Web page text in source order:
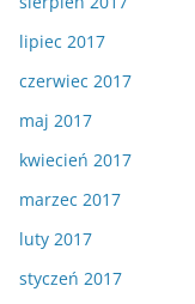
lipiec 2017
czerwiec 2017
maj 2017
kwiecień 2017
marzec 2017
luty 2017
styczeń 2017